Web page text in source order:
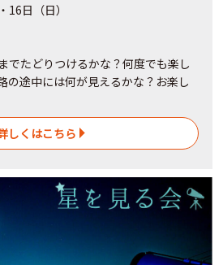
日（日）
でたどりつけるかな？何度でも楽し
の途中には何が見えるかな？お楽し
しくはこちら